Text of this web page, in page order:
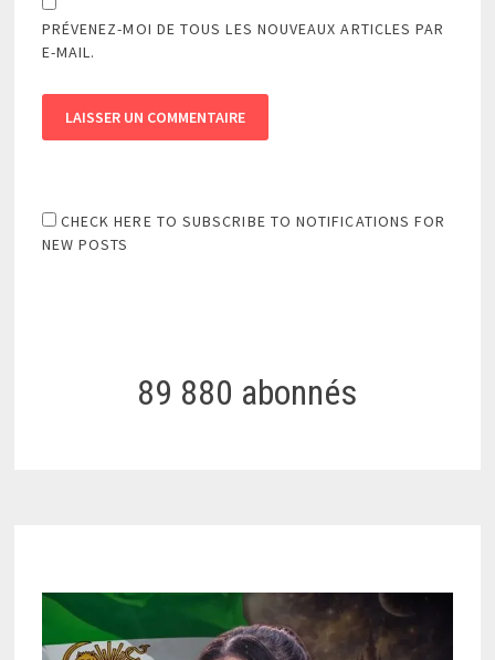
PRÉVENEZ-MOI DE TOUS LES NOUVEAUX ARTICLES PAR
E-MAIL.
CHECK HERE TO SUBSCRIBE TO NOTIFICATIONS FOR
NEW POSTS
89 880 abonnés